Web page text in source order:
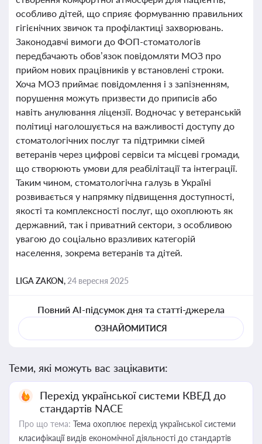
особливо дітей, що сприяє формуванню правильних
гігієнічних звичок та профілактиці захворювань.
Законодавчі вимоги до ФОП-стоматологів
передбачають обов’язок повідомляти МОЗ про
прийом нових працівників у встановлені строки.
Хоча МОЗ приймає повідомлення і з запізненням,
порушення можуть призвести до приписів або
навіть анулювання ліцензії. Водночас у ветеранській
політиці наголошується на важливості доступу до
стоматологічних послуг та підтримки сімей
ветеранів через цифрові сервіси та місцеві громади,
що створюють умови для реабілітації та інтеграції.
Таким чином, стоматологічна галузь в Україні
розвивається у напрямку підвищення доступності,
якості та комплексності послуг, що охоплюють як
державний, так і приватний сектори, з особливою
увагою до соціально вразливих категорій
населення, зокрема ветеранів та дітей.
LIGA ZAKON, 24 вересня 2025
Повний AI-підсумок дня та статті-джерела
ОЗНАЙОМИТИСЯ
Теми, які можуть вас зацікавити:
Перехід української системи КВЕД до
стандартів NACE
Про що тема: Тема охоплює перехід української системи
класифікації видів економічної діяльності до стандартів